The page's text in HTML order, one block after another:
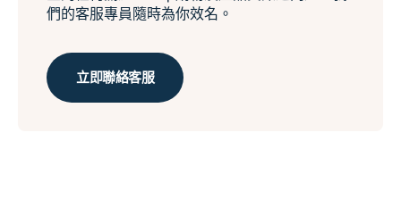
們的客服專員隨時為你效名。
立即聯絡客服